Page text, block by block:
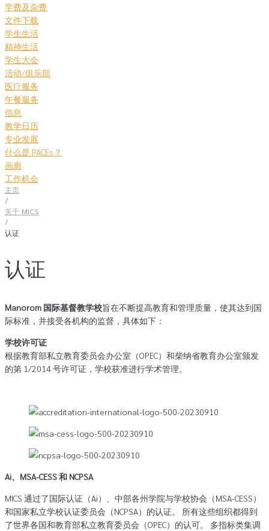
学费及杂费
文件下载
学生生活
精神生活
学生大会
活动/俱乐部
医疗服务
午餐服务
信息
教学日历
专业发展
什么是 PACEs？
画廊
工作机会
主页
/
关于 MICS
/
认证
认证
Manorom 国际基督教学校旨在不断提高教育和管理质量，使其达到国
际标准，并接受各机构的监督，具体如下：
学校许可证
根据教育部私立教育委员会办公室（OPEC）和柴纳省教育办公室颁发
的第 1/2014 号许可证，学校获准进行学术管理。
Ai、MSA-CESS 和 NCPSA
MICS 通过了国际认证（Ai）、中部各州学院与学校协会（MSA-CESS）
和国家私立学校认证委员会（NCPSA）的认证。 所有这些组织都得到
了世界各国和教育部私立教育委员会（OPEC）的认可。 多指标类集调